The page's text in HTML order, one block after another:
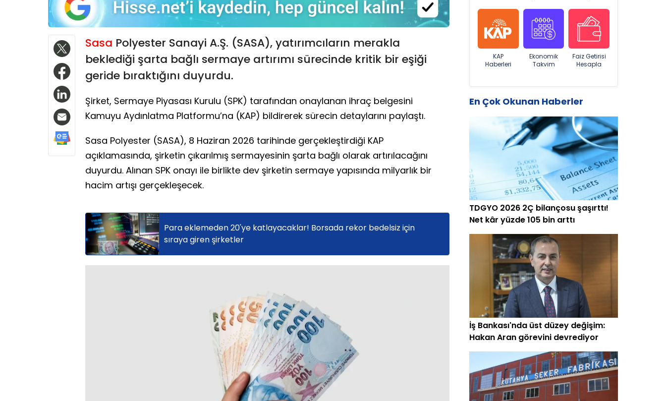
Sasa Polyester Sanayi A.Ş. (SASA), yatırımcıların merakla
beklediği şarta bağlı sermaye artırımı sürecinde kritik bir eşiği
geride bıraktığını duyurdu.
Şirket, Sermaye Piyasası Kurulu (SPK) tarafından onaylanan ihraç belgesini
Kamuyu Aydınlatma Platformu’na (KAP) bildirerek sürecin detaylarını paylaştı.
Sasa Polyester (SASA), 8 Haziran 2026 tarihinde gerçekleştirdiği KAP
açıklamasında, şirketin çıkarılmış sermayesinin şarta bağlı olarak artırılacağını
duyurdu. Alınan SPK onayı ile birlikte dev şirketin sermaye yapısında milyarlık bir
hacim artışı gerçekleşecek.
Para eklemeden 20'ye katlayacaklar! Borsada rekor bedelsiz için
sıraya giren şirketler
KAP
Haberleri
Ekonomik
Takvim
Faiz Getirisi
Hesapla
En Çok Okunan Haberler
TDGYO 2026 2Ç bilançosu şaşırttı!
Net kâr yüzde 105 bin arttı
İş Bankası'nda üst düzey değişim:
Hakan Aran görevini devrediyor